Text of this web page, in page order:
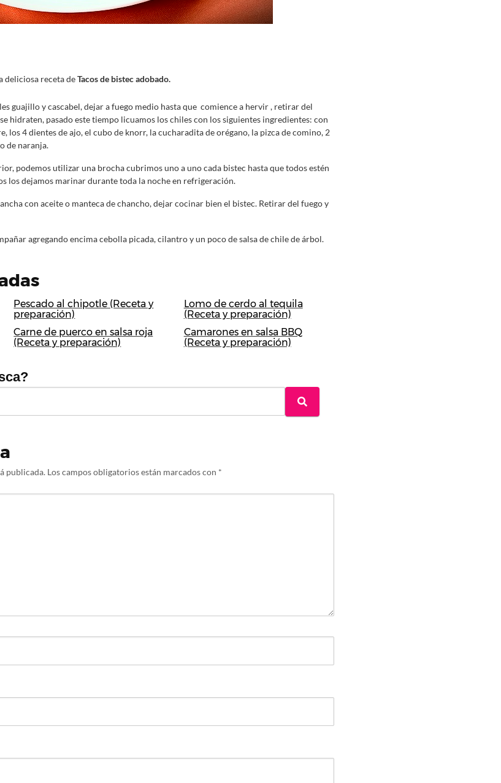
deliciosa receta deTacos de bistec adobado.
guajillo y cascabel, dejar a fuego medio hasta que comience a hervir , retirar del
hidraten, pasado este tiempo licuamos los chiles con los siguientes ingredientes: con
los 4 dientes de ajo, el cubo de knorr, la cucharadita de orégano, la pizca de comino, 2
de naranja.
podemos utilizar una brocha cubrimos uno a uno cada bistec hasta que todos estén
los dejamos marinar durante toda la noche en refrigeración.
con aceite o manteca de chancho, dejar cocinar bien el bistec. Retirar del fuego y
agregando encima cebolla picada, cilantro y un poco de salsa de chile de árbol.
Pescado al chipotle (Receta y
preparación)
Lomo de cerdo al tequila
(Receta y preparación)
Carne de puerco en salsa roja
(Receta y preparación)
Camarones en salsa BBQ
(Receta y preparación)
publicada. Los campos obligatorios están marcados con *